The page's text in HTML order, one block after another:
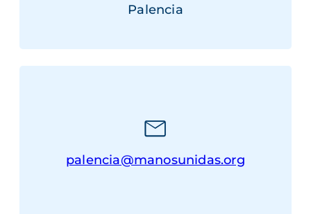
Palencia
palencia@manosunidas.org